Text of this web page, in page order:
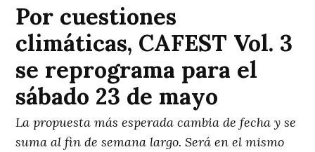
Por cuestiones
climáticas, CAFEST Vol. 3
se reprograma para el
sábado 23 de mayo
La propuesta más esperada cambia de fecha y se
suma al fin de semana largo. Será en el mismo